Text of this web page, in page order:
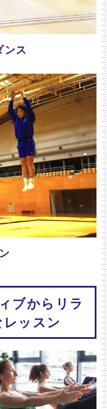
ンス
ブからリラ
ッスン